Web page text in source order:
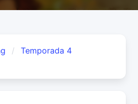
Temporada 4